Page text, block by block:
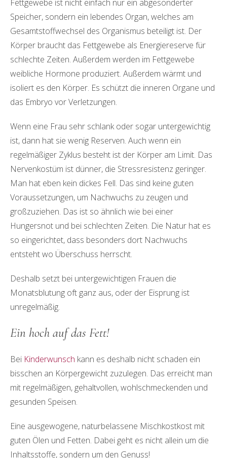
Fettgewebe ist nicht einfach nur ein abgesonderter
Speicher, sondern ein lebendes Organ, welches am
Gesamtstoffwechsel des Organismus beteiligt ist. Der
Körper braucht das Fettgewebe als Energiereserve für
schlechte Zeiten. Außerdem werden im Fettgewebe
weibliche Hormone produziert. Außerdem wärmt und
isoliert es den Körper. Es schützt die inneren Organe und
das Embryo vor Verletzungen.
Wenn eine Frau sehr schlank oder sogar untergewichtig
ist, dann hat sie wenig Reserven. Auch wenn ein
regelmäßiger Zyklus besteht ist der Körper am Limit. Das
Nervenkostüm ist dünner, die Stressresistenz geringer.
Man hat eben kein dickes Fell. Das sind keine guten
Voraussetzungen, um Nachwuchs zu zeugen und
großzuziehen. Das ist so ähnlich wie bei einer
Hungersnot und bei schlechten Zeiten. Die Natur hat es
so eingerichtet, dass besonders dort Nachwuchs
entsteht wo Überschuss herrscht.
Deshalb setzt bei untergewichtigen Frauen die
Monatsblutung oft ganz aus, oder der Eisprung ist
unregelmäßig.
Ein hoch auf das Fett!
Bei Kinderwunsch kann es deshalb nicht schaden ein
bisschen an Körpergewicht zuzulegen. Das erreicht man
mit regelmäßigen, gehaltvollen, wohlschmeckenden und
gesunden Speisen.
Eine ausgewogene, naturbelassene Mischkostkost mit
guten Ölen und Fetten. Dabei geht es nicht allein um die
Inhaltsstoffe, sondern um den Genuss!